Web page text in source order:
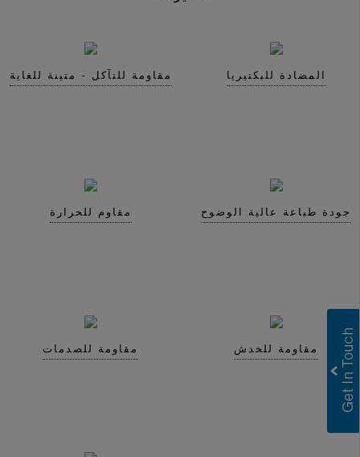
مقاومة للتآكل - متينة للغاية المضادة للبكتيريا
مقاوم للحرارة جودة طباعة عالية الوضوح
مقاومة للصدمات مقاومة للخدش
Greenlam Laminates
Greenlam Compact Laminates
I consent to have this website store
respond to my inquiry.